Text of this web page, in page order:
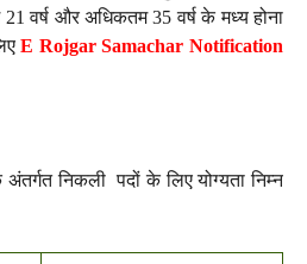
वर्ष और अधिकतम 35 वर्ष के मध्य होना
E Rojgar Samachar Notification
निकली पदों के लिए योग्यता निम्न